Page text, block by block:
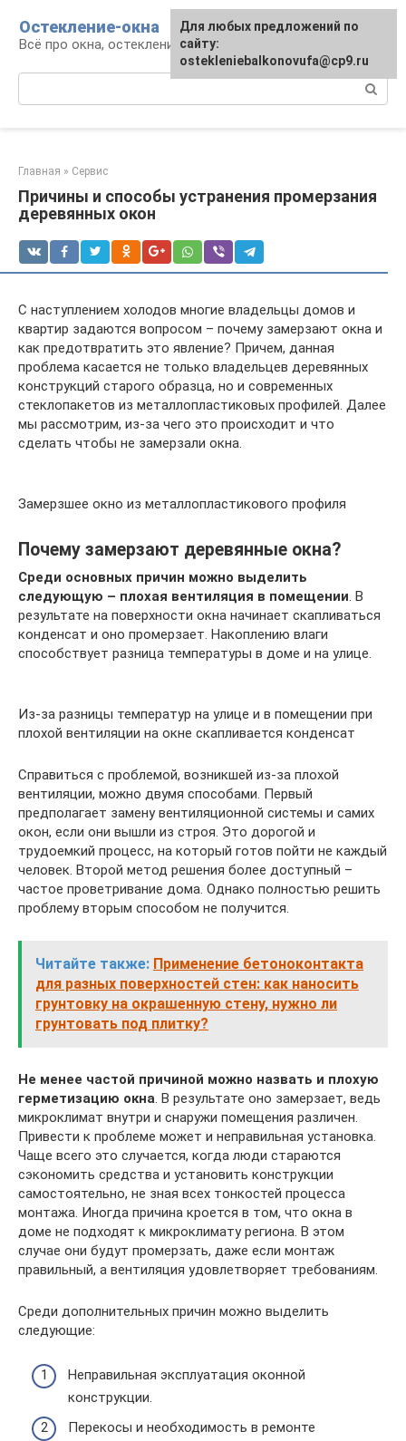
контенту
Остекление-окна
Всё про окна, остекление, балконы и двери
Главная » Сервис
Причины и способы устранения промерзания
деревянных окон
С наступлением холодов многие владельцы домов и
квартир задаются вопросом – почему замерзают окна и
как предотвратить это явление? Причем, данная
проблема касается не только владельцев деревянных
конструкций старого образца, но и современных
стеклопакетов из металлопластиковых профилей. Далее
мы рассмотрим, из-за чего это происходит и что
сделать чтобы не замерзали окна.
Замерзшее окно из металлопластикового профиля
Почему замерзают деревянные окна?
Среди основных причин можно выделить
следующую – плохая вентиляция в помещении. В
результате на поверхности окна начинает скапливаться
конденсат и оно промерзает. Накоплению влаги
способствует разница температуры в доме и на улице.
Из-за разницы температур на улице и в помещении при
плохой вентиляции на окне скапливается конденсат
Справиться с проблемой, возникшей из-за плохой
вентиляции, можно двумя способами. Первый
предполагает замену вентиляционной системы и самих
окон, если они вышли из строя. Это дорогой и
трудоемкий процесс, на который готов пойти не каждый
человек. Второй метод решения более доступный –
частое проветривание дома. Однако полностью решить
проблему вторым способом не получится.
Читайте также: Применение бетоноконтакта
для разных поверхностей стен: как наносить
грунтовку на окрашенную стену, нужно ли
грунтовать под плитку?
Не менее частой причиной можно назвать и плохую
герметизацию окна. В результате оно замерзает, ведь
микроклимат внутри и снаружи помещения различен.
Привести к проблеме может и неправильная установка.
Чаще всего это случается, когда люди стараются
сэкономить средства и установить конструкции
самостоятельно, не зная всех тонкостей процесса
монтажа. Иногда причина кроется в том, что окна в
доме не подходят к микроклимату региона. В этом
случае они будут промерзать, даже если монтаж
правильный, а вентиляция удовлетворяет требованиям.
Среди дополнительных причин можно выделить
следующие:
Неправильная эксплуатация оконной
конструкции.
Перекосы и необходимость в ремонте
Для любых предложений по
сайту:
ostekleniebalkonovufa@cp9.ru